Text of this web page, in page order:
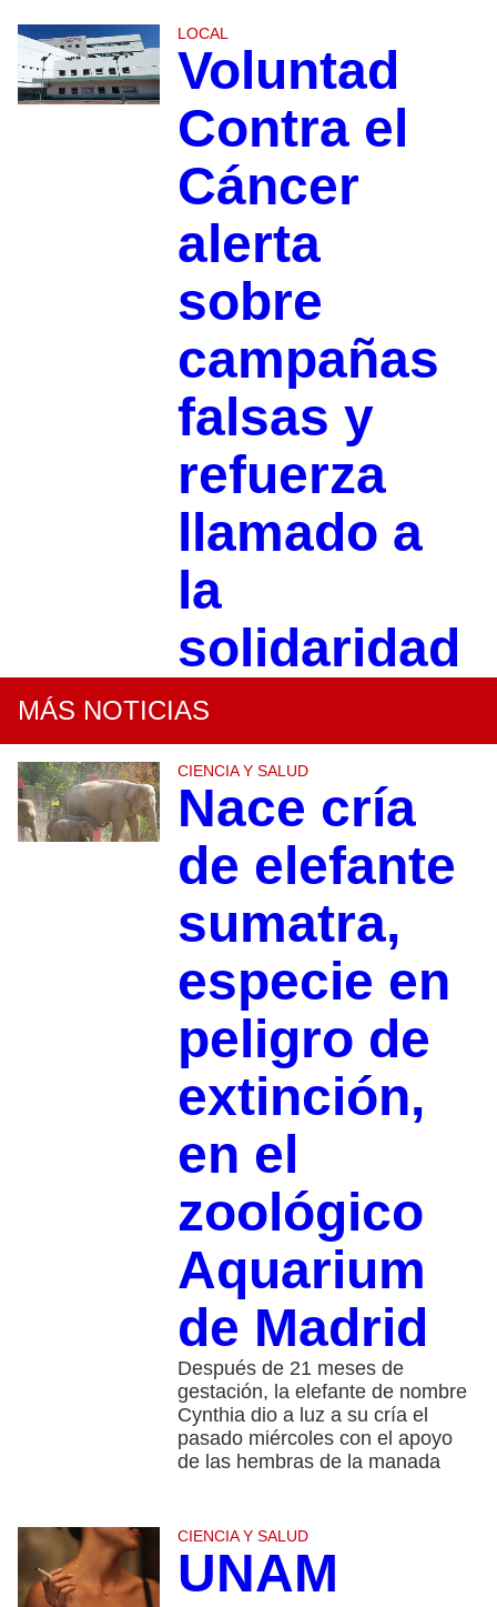
LOCAL
Voluntad
Contra el
Cáncer
alerta
sobre
campañas
falsas y
refuerza
llamado a
la
solidaridad
MÁS NOTICIAS
CIENCIA Y SALUD
Nace cría
de elefante
sumatra,
especie en
peligro de
extinción,
en el
zoológico
Aquarium
de Madrid
Después de 21 meses de
gestación, la elefante de nombre
Cynthia dio a luz a su cría el
pasado miércoles con el apoyo
de las hembras de la manada
CIENCIA Y SALUD
UNAM